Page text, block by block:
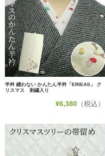
半衿 縫わない かんたん半衿「ERIEAS」 ク
リスマス 刺繍入り
¥6,380 （税込）